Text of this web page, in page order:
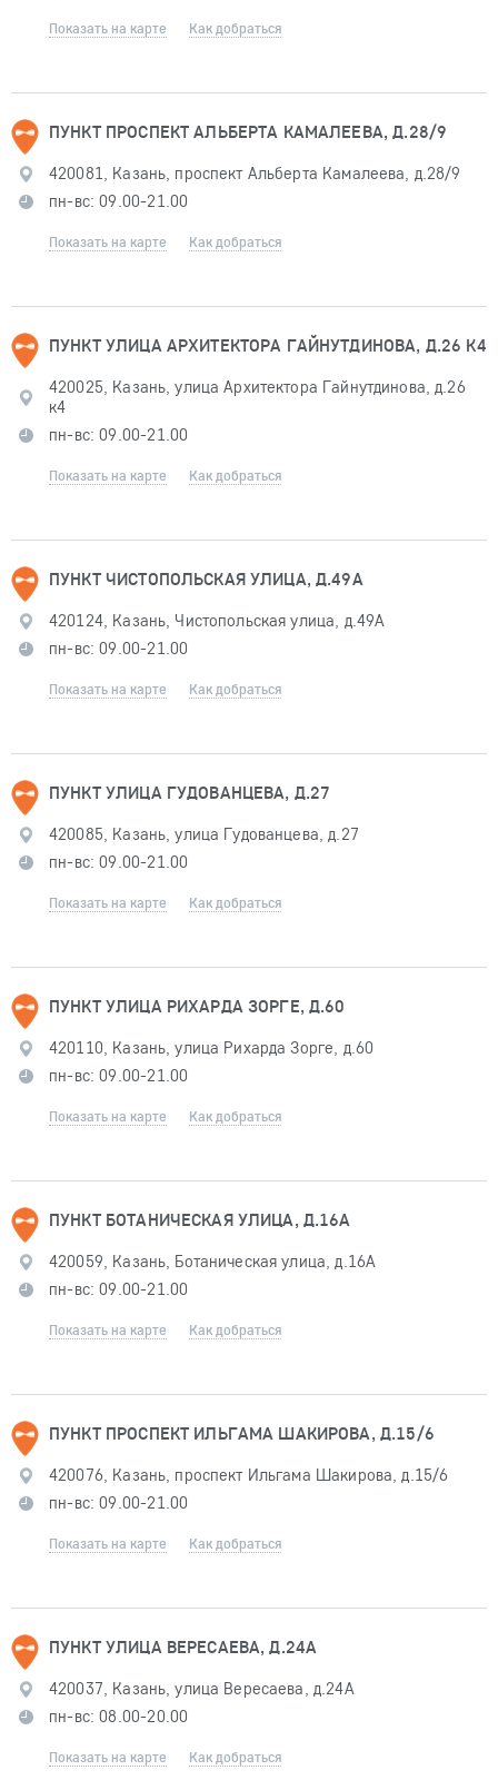
Показать на карте Как добраться
ПУНКТ ПРОСПЕКТ АЛЬБЕРТА КАМАЛЕЕВА, Д.28/9
420081, Казань, проспект Альберта Камалеева, д.28/9
пн-вс: 09.00-21.00
Показать на карте Как добраться
ПУНКТ УЛИЦА АРХИТЕКТОРА ГАЙНУТДИНОВА, Д.26 К4
420025, Казань, улица Архитектора Гайнутдинова, д.26
к4
пн-вс: 09.00-21.00
Показать на карте Как добраться
ПУНКТ ЧИСТОПОЛЬСКАЯ УЛИЦА, Д.49А
420124, Казань, Чистопольская улица, д.49А
пн-вс: 09.00-21.00
Показать на карте Как добраться
ПУНКТ УЛИЦА ГУДОВАНЦЕВА, Д.27
420085, Казань, улица Гудованцева, д.27
пн-вс: 09.00-21.00
Показать на карте Как добраться
ПУНКТ УЛИЦА РИХАРДА ЗОРГЕ, Д.60
420110, Казань, улица Рихарда Зорге, д.60
пн-вс: 09.00-21.00
Показать на карте Как добраться
ПУНКТ БОТАНИЧЕСКАЯ УЛИЦА, Д.16А
420059, Казань, Ботаническая улица, д.16А
пн-вс: 09.00-21.00
Показать на карте Как добраться
ПУНКТ ПРОСПЕКТ ИЛЬГАМА ШАКИРОВА, Д.15/6
420076, Казань, проспект Ильгама Шакирова, д.15/6
пн-вс: 09.00-21.00
Показать на карте Как добраться
ПУНКТ УЛИЦА ВЕРЕСАЕВА, Д.24А
420037, Казань, улица Вересаева, д.24А
пн-вс: 08.00-20.00
Показать на карте Как добраться